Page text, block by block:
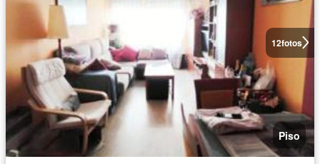
12fotos
Piso